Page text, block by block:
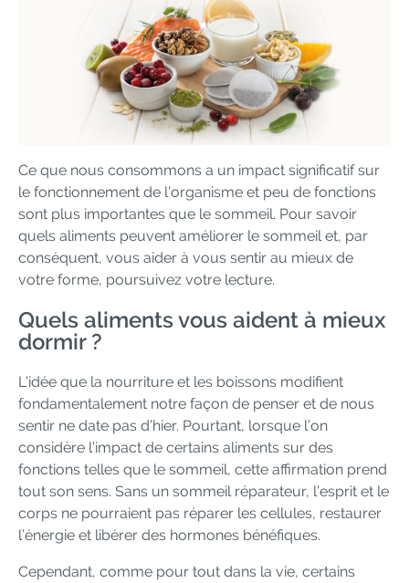
Ce que nous consommons a un impact significatif sur
le fonctionnement de l’organisme et peu de fonctions
sont plus importantes que le sommeil. Pour savoir
quels aliments peuvent améliorer le sommeil et, par
conséquent, vous aider à vous sentir au mieux de
votre forme, poursuivez votre lecture.
Quels aliments vous aident à mieux
dormir ?
L’idée que la nourriture et les boissons modifient
fondamentalement notre façon de penser et de nous
sentir ne date pas d’hier. Pourtant, lorsque l’on
considère l’impact de certains aliments sur des
fonctions telles que le sommeil, cette affirmation prend
tout son sens. Sans un sommeil réparateur, l’esprit et le
corps ne pourraient pas réparer les cellules, restaurer
l’énergie et libérer des hormones bénéfiques.
Cependant, comme pour tout dans la vie, certains